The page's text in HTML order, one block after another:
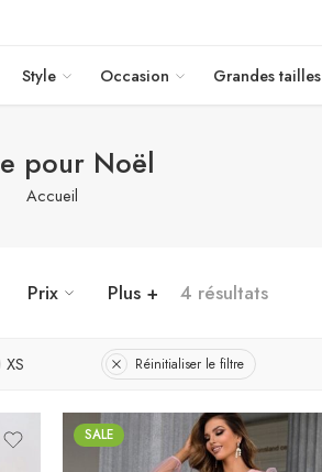
Style Occasion Grandes tailles
pour Noël
Accueil
Prix Plus + 4 résultats
XS Réinitialiser le filtre
SALE